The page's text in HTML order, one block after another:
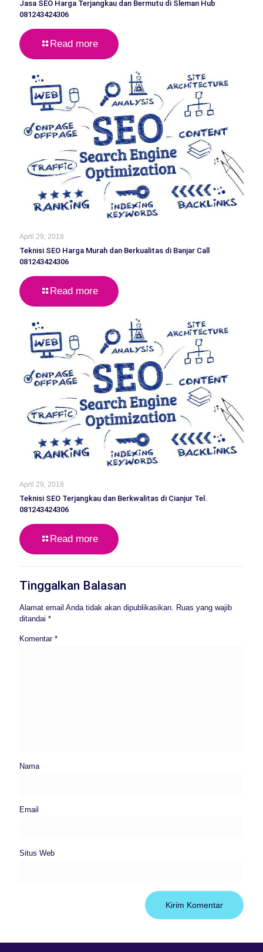
Jasa SEO Harga Terjangkau dan Bermutu di Sleman Hub
081243424306
Read more
April 29, 2018
Teknisi SEO Harga Murah dan Berkualitas di Banjar Call
081243424306
Read more
April 29, 2018
Teknisi SEO Terjangkau dan Berkwalitas di Cianjur Tel.
081243424306
Read more
Tinggalkan Balasan
Alamat email Anda tidak akan dipublikasikan. Ruas yang wajib
ditandai *
Komentar *
Nama
Email
Situs Web